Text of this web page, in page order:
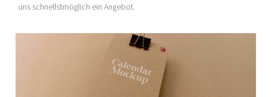
uns schnellstmöglich ein Angebot.